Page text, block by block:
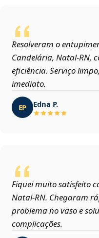
Resolveram o
Candelária, Natal‑RN,
eficiência. Serviço
imediato.
EP Edna P.
Fiquei muito satisfeito
Natal‑RN. Chegaram
problema no vaso e
complicações.